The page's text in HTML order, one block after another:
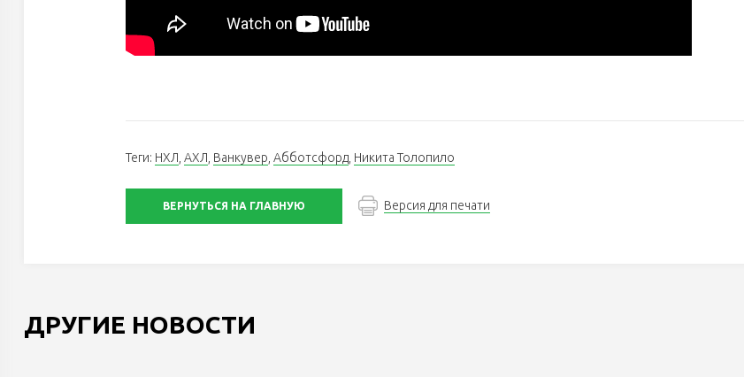
Теги: НХЛ АХЛ Ванкувер Абботсфорд Никита Толопило
ВЕРНУТЬСЯ НА ГЛАВНУЮ Версия для печати
ДРУГИЕ НОВОСТИ